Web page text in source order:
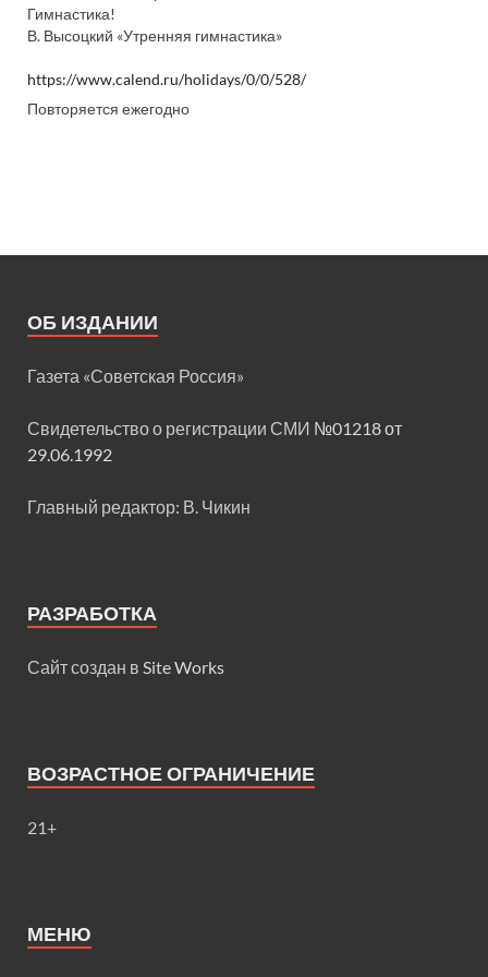
Гимнастика!
В. Высоцкий «Утренняя гимнастика»
https://www.calend.ru/holidays/0/0/528/
Повторяется ежегодно
ОБ ИЗДАНИИ
Газета «Советская Россия»
Свидетельство о регистрации СМИ №01218 от
29.06.1992
Главный редактор: В. Чикин
РАЗРАБОТКА
Сайт создан в Site Works
ВОЗРАСТНОЕ ОГРАНИЧЕНИЕ
21+
МЕНЮ